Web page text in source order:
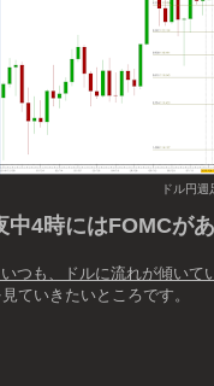
ドル円週
中4時にはFOMCが
つも、ドルに流れが傾いて
ていきたいところです。